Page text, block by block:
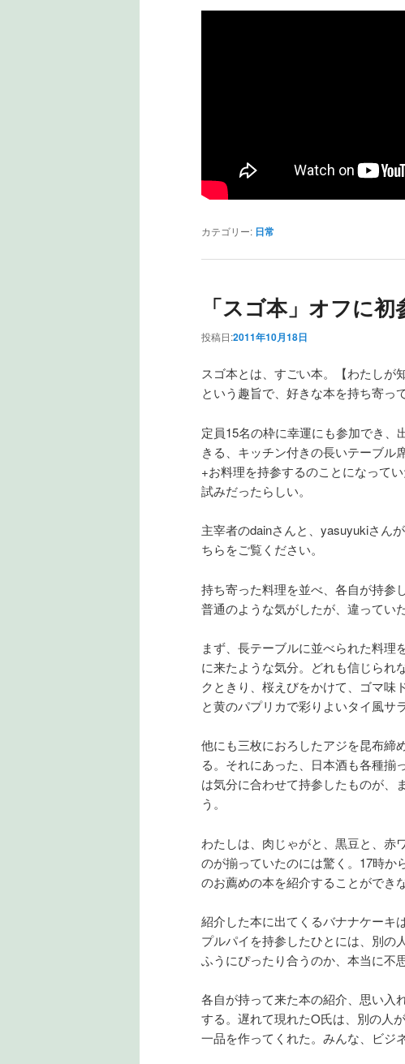
カテゴリー: 日常
「スゴ本」オフに
投稿日:2011年10月18日
スゴ本とは、すごい本。【わたしが
という趣旨で、好きな本を持ち寄っ
定員15名の枠に幸運にも参加でき
きる、キッチン付きの長いテーブル
+お料理を持参するのことになって
試みだったらしい。
主宰者のdainさんと、yasuyukiさん
ちらをご覧ください。
持ち寄った料理を並べ、各自が持参
普通のような気がしたが、違っていた
まず、長テーブルに並べられた料理
に来たような気分。どれも信じられ
クときり、桜えびをかけて、ゴマ味
と黄のパプリカで彩りよいタイ風サ
他にも三枚におろしたアジを昆布締
る。それにあった、日本酒も各種揃
は気分に合わせて持参したものが、
う。
わたしは、肉じゃがと、黒豆と、赤
のが揃っていたのには驚く。17時か
のお薦めの本を紹介することができ
紹介した本に出てくるバナナケーキ
プルパイを持参したひとには、別の
ふうにぴったり合うのか、本当に不
各自が持って来た本の紹介、思い入
する。遅れて現れたO氏は、別の人
一品を作ってくれた。みんな、ビジ